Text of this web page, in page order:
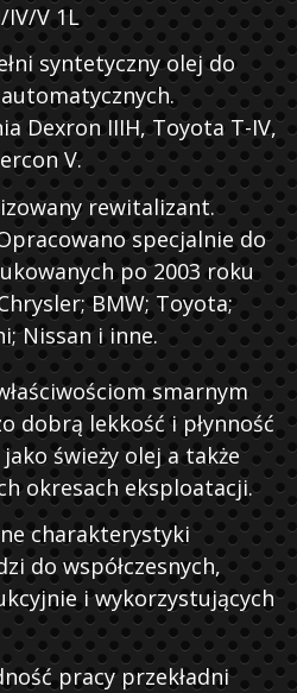
IV/V 1L
syntetyczny olej do
Dexron IIIH, Toyota T-IV,
V.
rewitalizant.
specjalnie do
po 2003 roku
BMW; Toyota;
Nissan i inne.
smarnym
dobrą lekkość i płynność
świeży olej a także
okresach eksploatacji.
charakterystyki
do współczesnych,
i wykorzystujących
pracy przekładni